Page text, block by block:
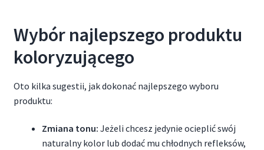
Wybór najlepszego produktu
koloryzującego
Oto kilka sugestii, jak dokonać najlepszego wyboru
produktu:
Zmiana tonu: Jeżeli chcesz jedynie ocieplić swój
naturalny kolor lub dodać mu chłodnych refleksów,